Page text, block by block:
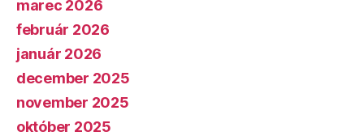
marec 2026
február 2026
január 2026
december 2025
november 2025
október 2025